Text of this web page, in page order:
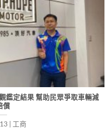
鑑定結果 幫助民眾爭取車輛減
償
| 工商